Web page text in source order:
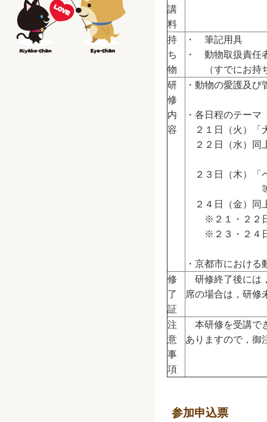
講
料
持
ち
物
・ 筆記用具
・ 動物取扱責任
（すでにお持ち
研
修
内
容
・動物の愛護及
・各日程のテーマ
２１日（火）「
２２日（水）同
２３日（木）「
等につい
２４日（金）同
※２１・２２日
※２３・２４日
・京都市におけ
修
了
証
研修終了後には
席の場合は，研修
注
意
事
項
本研修を受講で
ありますので，御
参加申込票